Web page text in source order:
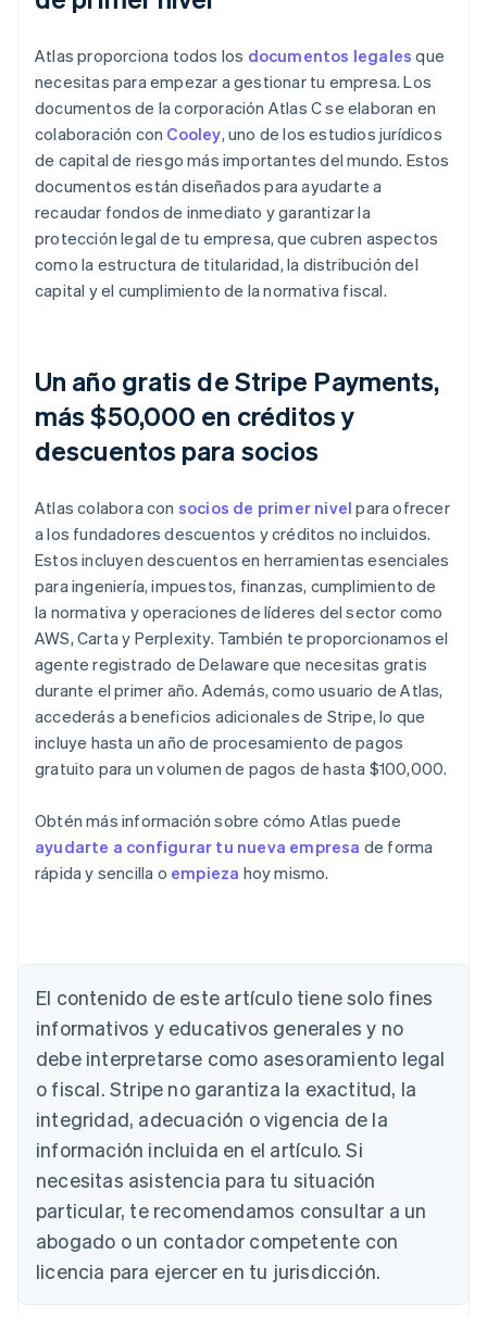
Atlas proporciona todos los documentos legales que
necesitas para empezar a gestionar tu empresa. Los
documentos de la corporación Atlas C se elaboran en
colaboración con Cooley, uno de los estudios jurídicos
de capital de riesgo más importantes del mundo. Estos
documentos están diseñados para ayudarte a
recaudar fondos de inmediato y garantizar la
protección legal de tu empresa, que cubren aspectos
como la estructura de titularidad, la distribución del
capital y el cumplimiento de la normativa fiscal.
Un año gratis de Stripe Payments,
más $50,000 en créditos y
descuentos para socios
Atlas colabora con socios de primer nivel para ofrecer
a los fundadores descuentos y créditos no incluidos.
Estos incluyen descuentos en herramientas esenciales
para ingeniería, impuestos, finanzas, cumplimiento de
la normativa y operaciones de líderes del sector como
AWS, Carta y Perplexity. También te proporcionamos el
agente registrado de Delaware que necesitas gratis
durante el primer año. Además, como usuario de Atlas,
accederás a beneficios adicionales de Stripe, lo que
incluye hasta un año de procesamiento de pagos
gratuito para un volumen de pagos de hasta $100,000.
Obtén más información sobre cómo Atlas puede
ayudarte a configurar tu nueva empresa de forma
rápida y sencilla o empieza hoy mismo.
El contenido de este artículo tiene solo fines
informativos y educativos generales y no
debe interpretarse como asesoramiento legal
o fiscal. Stripe no garantiza la exactitud, la
integridad, adecuación o vigencia de la
información incluida en el artículo. Si
necesitas asistencia para tu situación
particular, te recomendamos consultar a un
abogado o un contador competente con
licencia para ejercer en tu jurisdicción.
Australia
Austria
DeutschEnglish
Bélgica
Nederlands Français Deutsch English
Brasil
Português English
Bulgaria
English
Canadá
English Français
China continental
简体中文 English
Chipre
Croacia